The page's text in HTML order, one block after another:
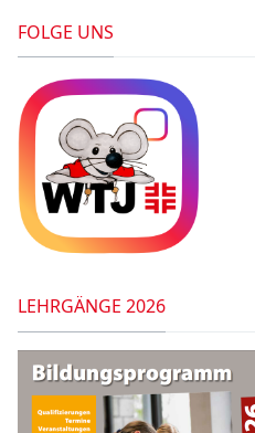
FOLGE UNS
LEHRGÄNGE 2026